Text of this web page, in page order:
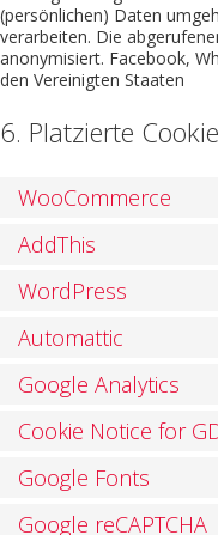
(persönlichen) Daten
verarbeiten. Die
anonymisiert. Facebook,
den Vereinigten Staaten
6. Platzierte
WooCommerce
AddThis
WordPress
Automattic
Google Analytics
Cookie Notice for
Google Fonts
Google reCAPTCHA